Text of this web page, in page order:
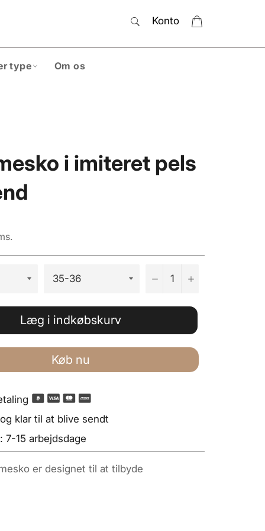
Konto
type Om os
i imiteret pels
− +
Læg i indkøbskurv
Køb nu
klar til at blive sendt
15 arbejdsdage
er designet til at tilbyde